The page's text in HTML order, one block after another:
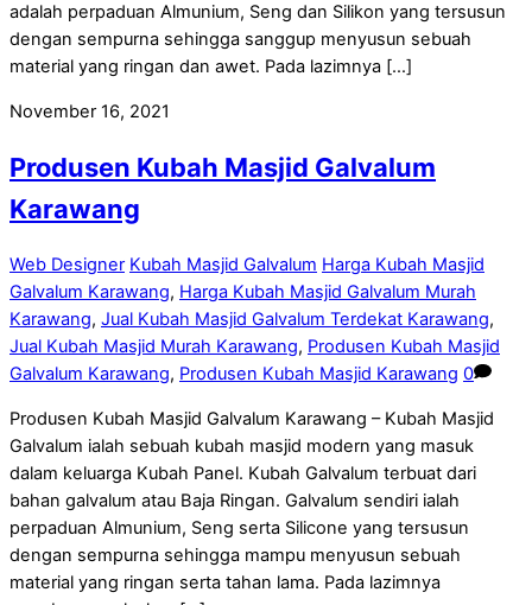
adalah perpaduan Almunium, Seng dan Silikon yang tersusun
dengan sempurna sehingga sanggup menyusun sebuah
material yang ringan dan awet. Pada lazimnya […]
November 16, 2021
Produsen Kubah Masjid Galvalum
Karawang
Web Designer Kubah Masjid Galvalum Harga Kubah Masjid
Galvalum Karawang, Harga Kubah Masjid Galvalum Murah
Karawang, Jual Kubah Masjid Galvalum Terdekat Karawang,
Jual Kubah Masjid Murah Karawang, Produsen Kubah Masjid
Galvalum Karawang, Produsen Kubah Masjid Karawang 0
Produsen Kubah Masjid Galvalum Karawang – Kubah Masjid
Galvalum ialah sebuah kubah masjid modern yang masuk
dalam keluarga Kubah Panel. Kubah Galvalum terbuat dari
bahan galvalum atau Baja Ringan. Galvalum sendiri ialah
perpaduan Almunium, Seng serta Silicone yang tersusun
dengan sempurna sehingga mampu menyusun sebuah
material yang ringan serta tahan lama. Pada lazimnya